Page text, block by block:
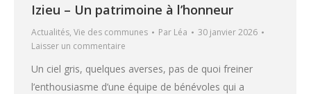
Izieu – Un patrimoine à l’honneur
Actualités, Vie des communes Par Léa
30 janvier 2026
Laisser un commentaire
Un ciel gris, quelques averses, pas de quoi freiner
l’enthousiasme d’une équipe de bénévoles qui a